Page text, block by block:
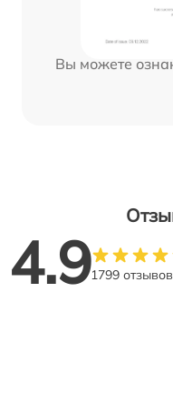
Вы можете
4.91799 отзывов